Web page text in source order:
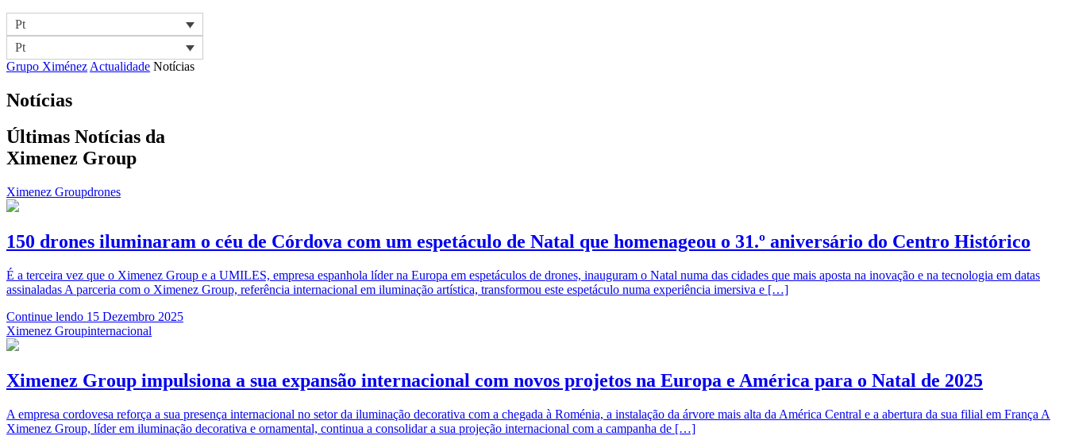
Pt
Pt
Grupo Ximénez Actualidade Notícias
Notícias
Últimas Notícias da
Ximenez Group
Ximenez Groupdrones
150 drones iluminaram o céu de Córdova com um espetáculo de Natal que homenageou o 31.º aniversário do Centro Histórico
É a terceira vez que o Ximenez Group e a UMILES, empresa espanhola líder na Europa em espetáculos de drones, inauguram o Natal numa das cidades que mais aposta na inovação e na tecnologia em datas
assinaladas A parceria com o Ximenez Group, referência internacional em iluminação artística, transformou este espetáculo numa experiência imersiva e […]
Continue lendo 15 Dezembro 2025
Ximenez Groupinternacional
Ximenez Group impulsiona a sua expansão internacional com novos projetos na Europa e América para o Natal de 2025
A empresa cordovesa reforça a sua presença internacional no setor da iluminação decorativa com a chegada à Roménia, a instalação da árvore mais alta da América Central e a abertura da sua filial em França A
Ximenez Group, líder em iluminação decorativa e ornamental, continua a consolidar a sua projeção internacional com a campanha de […]